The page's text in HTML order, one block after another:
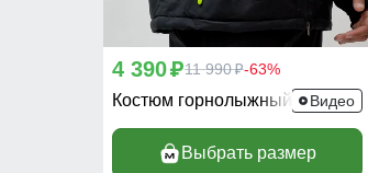
4 390p11 990p-63%
Костюм горнолыжный 3710Ch
Видео
Выбрать размер